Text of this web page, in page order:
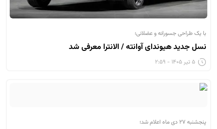
با یک طراحی جسورانه و عضلانی؛
نسل جدید هیوندای آوانته / الانترا معرفی شد
۵ تیر ۱۴۰۵ - ۲:۵۹
پنجشنبه ۲۷ دی ماه اعلام شد؛